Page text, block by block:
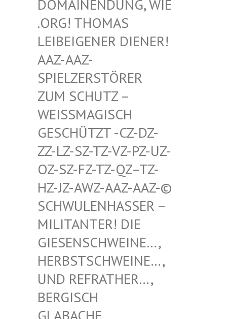
ENDUNG, WIE .ORG!
THOMAS LEIBEI
GENER DIENER! AAZ-AA
Z-SPIELZ
ERSTÖRER ZUM SC
HUTZ – WEISSMA
GISCH GESCHÜT
ZT -CZ-DZ-ZZ-LZ-S
Z-TZ-VZ-PZ-UZ-OZ-SZ-F
Z-TZ-QZ–TZ-HZ-JZ-A
WZ-AAZ-AAZ-© SCHWULE
NHASSER – MILITAN
TER! DIE GIESENS
CHWEINE…, HERBSTS
CHWEINE…, UND REF
RATHER…, BERGISC
H GLABACH
E…, KÖLNER.